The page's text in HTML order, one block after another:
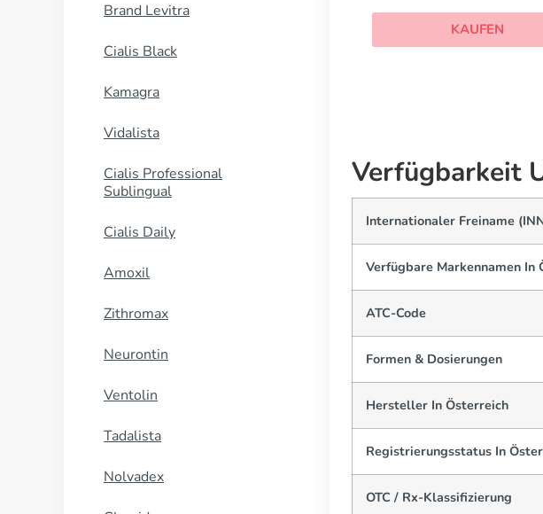
Brand Levitra
Cialis Black
Kamagra
Vidalista
Cialis Professional
Sublingual
Cialis Daily
Amoxil
Zithromax
Neurontin
Ventolin
Tadalista
Nolvadex
KAUFEN
Verfügbarkeit
Internationaler Freiname
Verfügbare Markennamen In
ATC-Code
Formen & Dosierungen
Hersteller In Österreich
Registrierungsstatus In
OTC / Rx-Klassifizierung